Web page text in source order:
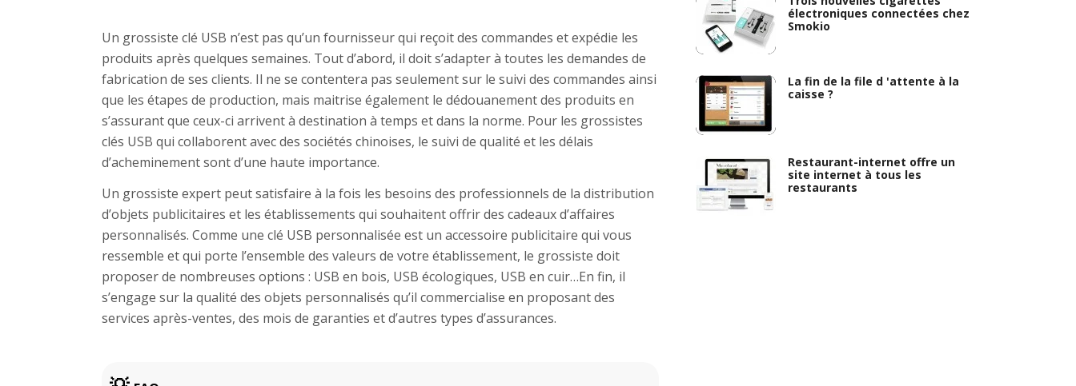
Un grossiste clé USB n’est pas qu’un fournisseur qui reçoit des commandes et expédie les
produits après quelques semaines. Tout d’abord, il doit s’adapter à toutes les demandes de
fabrication de ses clients. Il ne se contentera pas seulement sur le suivi des commandes ainsi
que les étapes de production, mais maitrise également le dédouanement des produits en
s’assurant que ceux-ci arrivent à destination à temps et dans la norme. Pour les grossistes
clés USB qui collaborent avec des sociétés chinoises, le suivi de qualité et les délais
d’acheminement sont d’une haute importance.
Un grossiste expert peut satisfaire à la fois les besoins des professionnels de la distribution
d’objets publicitaires et les établissements qui souhaitent offrir des cadeaux d’affaires
personnalisés. Comme une clé USB personnalisée est un accessoire publicitaire qui vous
ressemble et qui porte l’ensemble des valeurs de votre établissement, le grossiste doit
proposer de nombreuses options : USB en bois, USB écologiques, USB en cuir…En fin, il
s’engage sur la qualité des objets personnalisés qu’il commercialise en proposant des
services après-ventes, des mois de garanties et d’autres types d’assurances.
électroniques connectées chez
Smokio
La fin de la file d 'attente à la
caisse ?
Restaurant-internet offre un
site internet à tous les
restaurants